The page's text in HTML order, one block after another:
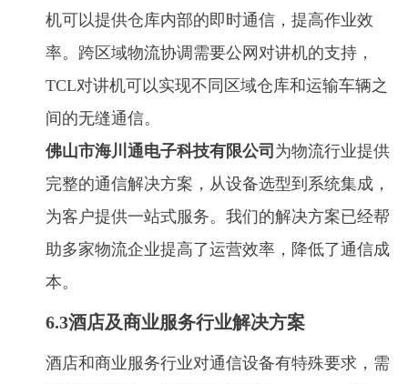
机可以提供仓库内部的即时通信，提高作业效
率。跨区域物流协调需要公网对讲机的支持，
TCL对讲机可以实现不同区域仓库和运输车辆之
间的无缝通信。
佛山市海川通电子科技有限公司 为物流行业提供
完整的通信解决方案，从设备选型到系统集成，
为客户提供一站式服务。我们的解决方案已经帮
助多家物流企业提高了运营效率，降低了通信成
本。
6.3酒店及商业服务行业解决方案
酒店和商业服务行业对通信设备有特殊要求，需